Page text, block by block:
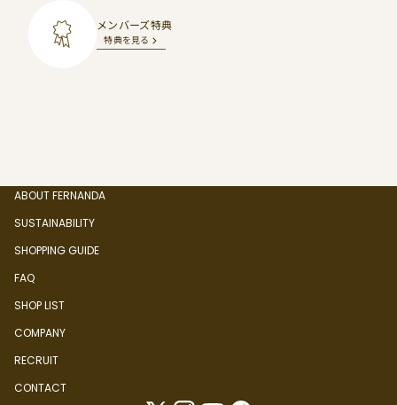
メンバーズ特典
特典を見る
ABOUT FERNANDA
SUSTAINABILITY
SHOPPING GUIDE
FAQ
SHOP LIST
COMPANY
RECRUIT
CONTACT